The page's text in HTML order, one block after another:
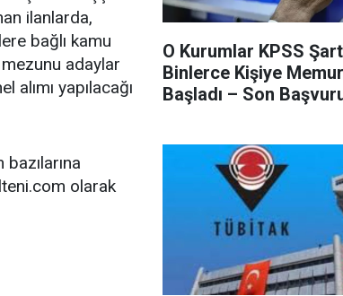
ilanlarda,
bağlı kamu
adaylar
alımı yapılacağı
olarak
O Kurumlar KPSS
Binlerce Kişiye
Başladı – Son